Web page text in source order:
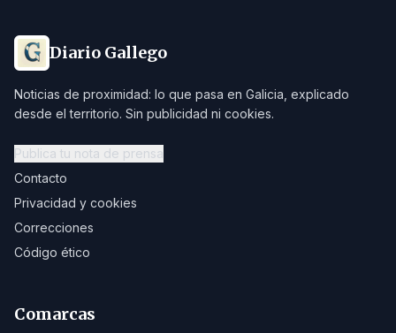
Diario Gallego
Noticias de proximidad: lo que pasa en Galicia, explicado
desde el territorio. Sin publicidad ni cookies.
Publica tu nota de prensa
Contacto
Privacidad y cookies
Correcciones
Código ético
Comarcas